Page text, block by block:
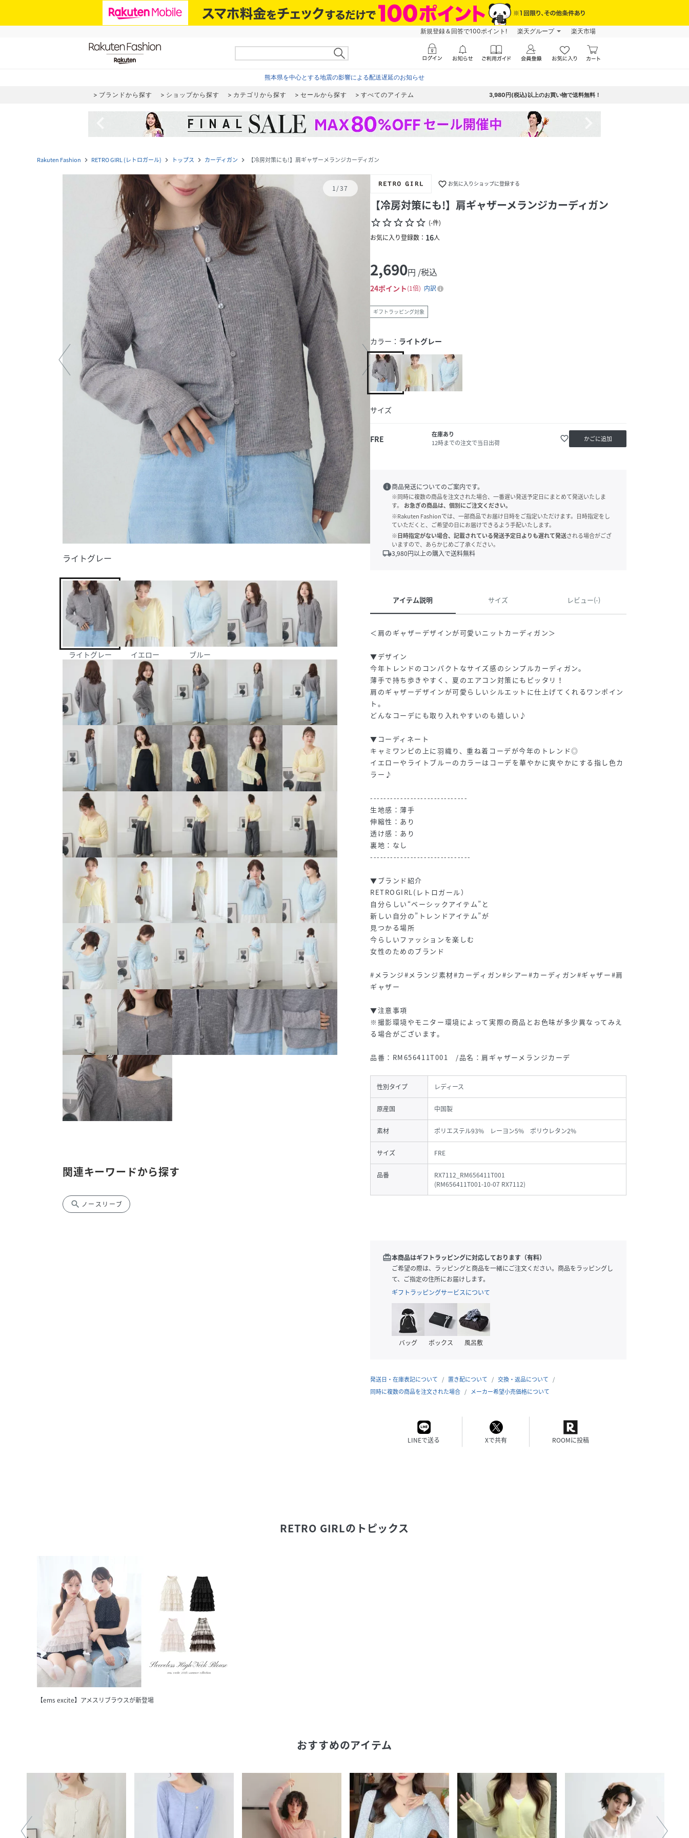
新規登録＆回答で100ポイント! 楽天グループ 楽天市場
熊本県を中心とする地震の影響による配送遅延のお知らせ
ブランドから探す ショップから探す カテゴリから探す セールから探す すべてのアイテム 3,980円(税込)以上のお買い物で送料無料！
Rakuten Fashion navigate_next RETRO GIRL (レトロガール) navigate_next トップス navigate_next カーディガン navigate_next 【冷房対策にも!】肩ギャザーメランジカーディガン
1/37
ライトグレー
ライトグレー イエロー ブルー
関連キーワードから探す
search ノースリーブ
favorite_border お気に入りショップに登録する
【冷房対策にも!】肩ギャザーメランジカーディガン
star_borderstar_borderstar_borderstar_borderstar_border (-件)
お気に入り登録数： 16人
2,690円 /税込
24ポイント 1倍 内訳
ギフトラッピング対象
カラー： ライトグレー
サイズ
FRE
在庫あり
12時までの注文で当日出荷
favorite_border かごに追加
info商品発送についてのご案内です。
※同時に複数の商品を注文された場合、一番遅い発送予定日にまとめて発送いたしま
す。
お急ぎの商品は、個別にご注文ください。
※Rakuten Fashionでは、一部商品でお届け日時をご指定いただけます。日時指定をし
ていただくと、ご希望の日にお届けできるよう手配いたします。
※日時指定がない場合、記載されている発送予定日よりも遅れて発送される場合がござ
いますので、あらかじめご了承ください。
local_shipping3,980円以上の購入で送料無料
アイテム説明 サイズ レビュー(-)
＜肩のギャザーデザインが可愛いニットカーディガン＞
▼デザイン
今年トレンドのコンパクトなサイズ感のシンプルカーディガン。
薄手で持ち歩きやすく、夏のエアコン対策にもピッタリ！
肩のギャザーデザインが可愛らしいシルエットに仕上げてくれるワンポイン
ト。
どんなコーデにも取り入れやすいのも嬉しい♪
▼コーディネート
キャミワンピの上に羽織り、重ね着コーデが今年のトレンド◎
イエローやライトブルーのカラーはコーデを華やかに爽やかにする指し色カ
ラー♪
-----------------------------
生地感：薄手
伸縮性：あり
透け感：あり
裏地：なし
------------------------------
▼ブランド紹介
RETROGIRL(レトロガール）
自分らしい“ベーシックアイテム”と
新しい自分の”トレンドアイテム”が
見つかる場所
今らしいファッションを楽しむ
女性のためのブランド
#メランジ#メランジ素材#カーディガン#シアー#カーディガン#ギャザー#肩
ギャザー
▼注意事項
※撮影環境やモニター環境によって実際の商品とお色味が多少異なってみえ
る場合がございます。
品番：RM656411T001 /品名：肩ギャザーメランジカーデ
性別タイプ レディース
原産国 中国製
素材 ポリエステル93% レーヨン5% ポリウレタン2%
サイズ FRE
品番
RX7112_RM656411T001
(RM656411T001-10-07 RX7112)
redeem本商品はギフトラッピングに対応しております（有料）
ご希望の際は、ラッピングと商品を一緒にご注文ください。商品をラッピングし
て、ご指定の住所にお届けします。
ギフトラッピングサービスについて
バッグ ボックス 風呂敷
発送日・在庫表記について 置き配について
交換・返品について
同時に複数の商品を注文された場合
メーカー希望小売価格について
LINEで送る Xで共有 ROOMに投稿
RETRO GIRLのトピックス
【ems excite】アメスリブラウスが新登場
おすすめのアイテム